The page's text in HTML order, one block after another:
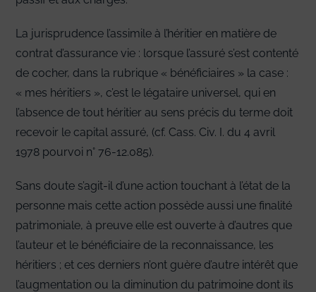
La jurisprudence l’assimile à l’héritier en matière de
contrat d’assurance vie : lorsque l’assuré s’est contenté
de cocher, dans la rubrique « bénéficiaires » la case :
« mes héritiers », c’est le légataire universel, qui en
l’absence de tout héritier au sens précis du terme doit
recevoir le capital assuré, (cf. Cass. Civ. I. du 4 avril
1978 pourvoi n° 76-12.085).
Sans doute s’agit-il d’une action touchant à l’état de la
personne mais cette action possède aussi une finalité
patrimoniale, à preuve elle est ouverte à d’autres que
l’auteur et le bénéficiaire de la reconnaissance, les
héritiers ; et ces derniers n’ont guère d’autre intérêt que
l’augmentation ou la diminution du patrimoine dont ils